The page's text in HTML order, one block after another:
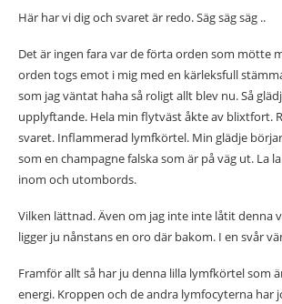
Här har vi dig och svaret är redo. Säg säg säg ..
Det är ingen fara var de förta orden som mötte
orden togs emot i mig med en kärleksfull
som jag väntat haha så roligt allt blev nu. Så
upplyftande. Hela min flytväst åkte av blixtfort.
svaret. Inflammerad lymfkörtel. Min glädje
som en champagne falska som är på väg ut. La
inom och utombords.
Vilken lättnad. Även om jag inte inte låtit denna
ligger ju nånstans en oro där bakom. I en svår
Framför allt så har ju denna lilla lymfkörtel som
energi. Kroppen och de andra lymfocyterna har